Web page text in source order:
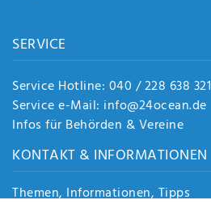
SERVICE
Service Hotline: 040 / 228 638 321
Service e-Mail: info@24ocean.de
Infos für Behörden & Vereine
KONTAKT & INFORMATIONEN
Themen, Informationen, Tipps